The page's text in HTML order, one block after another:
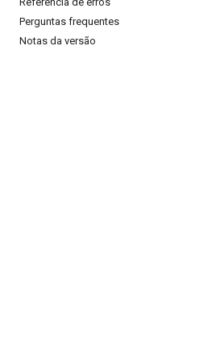
Perguntas frequentes
Notas da versão